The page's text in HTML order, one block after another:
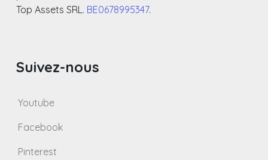
Top Assets SRL. BE0678995347.
Suivez-nous
Youtube
Facebook
Pinterest